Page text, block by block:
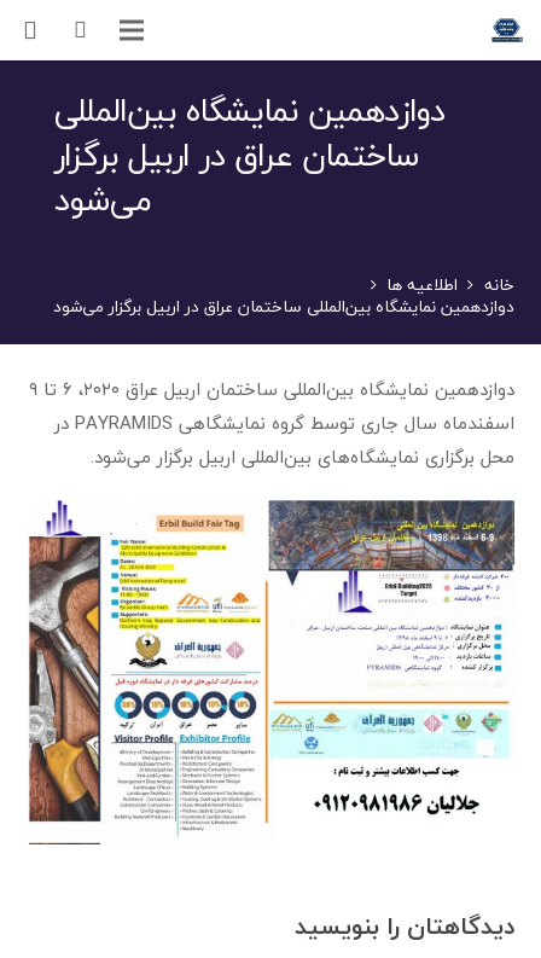
دوازدهمین نمایشگاه بین‌المللی
ساختمان عراق در اربیل برگزار
می‌شود
خانه اطلاعیه ها
دوازدهمین نمایشگاه بین‌المللی ساختمان عراق در اربیل برگزار می‌شود
دوازدهمین نمایشگاه بین‌المللی ساختمان اربیل عراق ۲۰۲۰، ۶ تا ۹
اسفندماه سال جاری توسط گروه نمایشگاهی PAYRAMIDS در
محل برگزاری نمایشگاه‌های بین‌المللی اربیل برگزار می‌شود.
دیدگاهتان را بنویسید